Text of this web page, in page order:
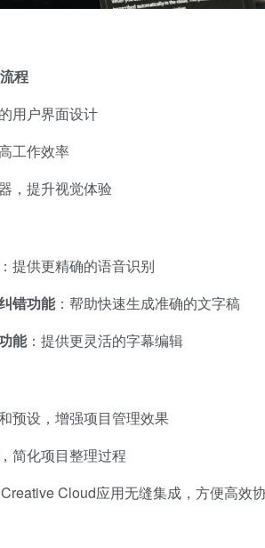
程
用户界面设计
工作效率
，提升视觉体验
：提供更精确的语音识别
错功能：帮助快速生成准确的文字稿
能：提供更灵活的字幕编辑
预设，增强项目管理效果
简化项目整理过程
Cloud应用无缝集成，方便高效